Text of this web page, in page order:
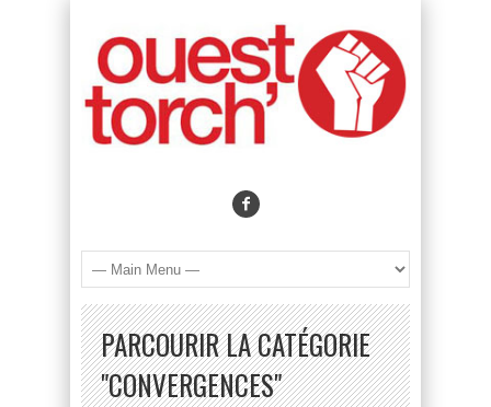
PARCOURIR LA CATÉGORIE
"CONVERGENCES"